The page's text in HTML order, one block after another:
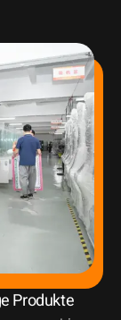
Produkte